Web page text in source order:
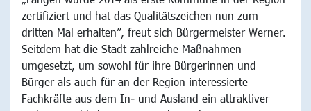
zertifiziert und hat das Qualitätszeichen nun zum
dritten Mal erhalten”, freut sich Bürgermeister Werner.
Seitdem hat die Stadt zahlreiche Maßnahmen
umgesetzt, um sowohl für ihre Bürgerinnen und
Bürger als auch für an der Region interessierte
Fachkräfte aus dem In- und Ausland ein attraktiver